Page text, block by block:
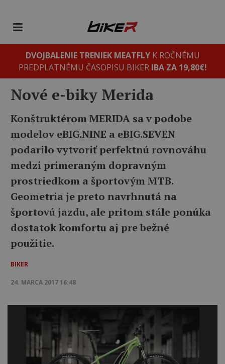
DVOJBALENIE TRENIEK MEATFLYK ROČNÉMU
PREDPLATNÉMU ČASOPISU BIKER IBA ZA 19,80€!
Nové e-biky Merida
Konštruktérom MERIDA sa v podobe
modelov eBIG.NINE a eBIG.SEVEN
podarilo vytvoriť perfektnú rovnováhu
medzi primeraným dopravným
prostriedkom a športovým MTB.
Geometria je preto navrhnutá na
športovú jazdu, ale pritom stále ponúka
dostatok komfortu aj pre bežné
použitie.
BIKER
24. MARCA 2017 16:48